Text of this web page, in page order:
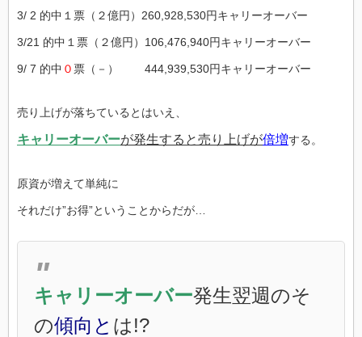
3/ 2 的中１票（２億円）260,928,530円キャリーオーバー
3/21 的中１票（２億円）106,476,940円キャリーオーバー
9/ 7 的中 ０票（－） 444,939,530円キャリーオーバー
売り上げが落ちているとはいえ、
キャリーオーバーが発生すると売り上げが倍増する。
原資が増えて単純に
それだけ”お得”ということからだが…
キャリーオーバー発生翌週のそ
の傾向と は!?